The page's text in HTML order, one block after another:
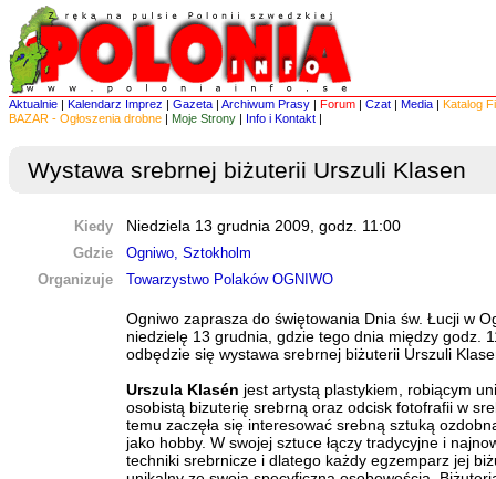
Aktualnie | Kalendarz Imprez | Gazeta | Archiwum Prasy | Forum | Czat | Media | Katalog
BAZAR - Ogłoszenia drobne | Moje Strony | Info i Kontakt |
Wystawa srebrnej biżuterii Urszuli Klasen
Kiedy
Niedziela 13 grudnia 2009, godz. 11:00
Gdzie
Ogniwo, Sztokholm
Organizuje
Towarzystwo Polaków OGNIWO
Ogniwo zaprasza do świętowania Dnia św. Łucji w
niedzielę 13 grudnia, gdzie tego dnia między godz.
odbędzie się wystawa srebrnej biżuterii Urszuli
Urszula Klasén jest artystą plastykiem, robiącym
osobistą bizuterię srebrną oraz odcisk fotofrafii w
temu zaczęła się interesować srebną sztuką
jako hobby. W swojej sztuce łączy tradycyjne i
techniki srebrnicze i dlatego każdy egzemparz jej